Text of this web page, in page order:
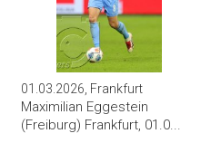
01.03.2026, Frankfurt
Maximilian Eggestein
(Freiburg) Frankfurt, 01.0...